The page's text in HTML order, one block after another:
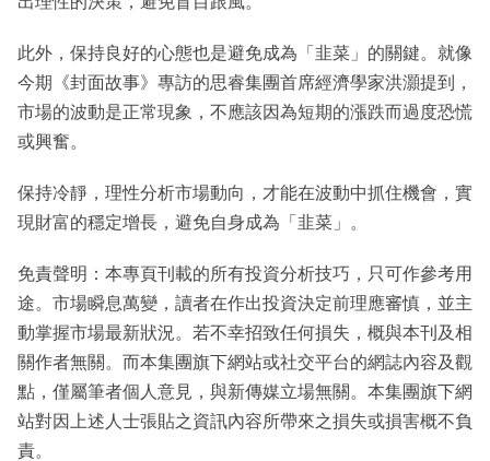
此外，保持良好的心態也是避免成為「韭菜」的關鍵。就像
今期《封面故事》專訪的思睿集團首席經濟學家洪灝提到，
市場的波動是正常現象，不應該因為短期的漲跌而過度恐慌
或興奮。
保持冷靜，理性分析市場動向，才能在波動中抓住機會，實
現財富的穩定增長，避免自身成為「韭菜」。
免責聲明：本專頁刊載的所有投資分析技巧，只可作參考用
途。市場瞬息萬變，讀者在作出投資決定前理應審慎，並主
動掌握市場最新狀況。若不幸招致任何損失，概與本刊及相
關作者無關。而本集團旗下網站或社交平台的網誌內容及觀
點，僅屬筆者個人意見，與新傳媒立場無關。本集團旗下網
站對因上述人士張貼之資訊內容所帶來之損失或損害概不負
責。